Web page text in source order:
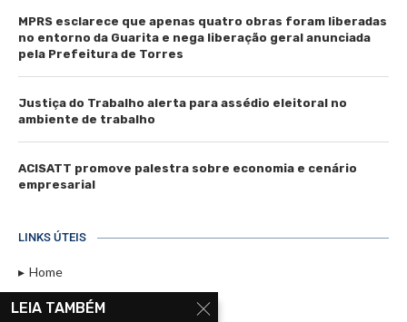
MPRS esclarece que apenas quatro obras foram liberadas
no entorno da Guarita e nega liberação geral anunciada
pela Prefeitura de Torres
Justiça do Trabalho alerta para assédio eleitoral no
ambiente de trabalho
ACISATT promove palestra sobre economia e cenário
empresarial
LINKS ÚTEIS
Home
Assinar
LEIA TAMBÉM